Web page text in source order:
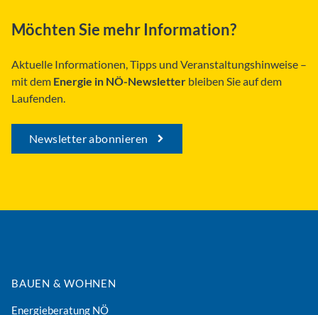
Möchten Sie mehr Information?
Aktuelle Informationen, Tipps und Veranstaltungshinweise –
mit dem Energie in NÖ-Newsletter bleiben Sie auf dem
Laufenden.
Newsletter abonnieren
BAUEN & WOHNEN
Energieberatung NÖ